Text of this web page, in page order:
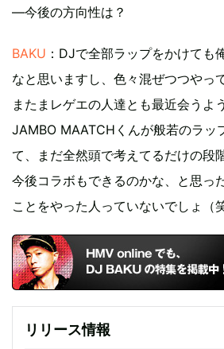
―今後の方向性は？
BAKU ：DJで全部ラップをかけても
なと思いますし、色々混ぜつつやっ
またまレゲエの人達とも最近会うよ
JAMBO MAATCHくんが般若のラッ
て、まだ全然頭で考えてるだけの段
今後コラボもできるのかな、と思っ
ことをやった人っていないでしょ（
リリース情報